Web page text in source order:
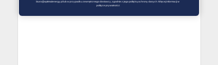
biuro@optimalenergy.pl lub w przypadku zewnętrznego dostawcy, zgodnie z jego polityką ochrony danych. Więcej informacji w
polityce prywatności